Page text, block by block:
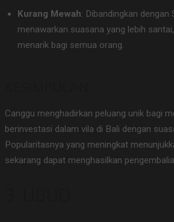
Kurang Mewah: Dibandingkan dengan
menawarkan suasana yang lebih
menarik bagi semua orang.
Canggu menghadirkan peluang unik bagi
berinvestasi dalam vila di Bali dengan
Popularitasnya yang meningkat
sekarang dapat menghasilkan